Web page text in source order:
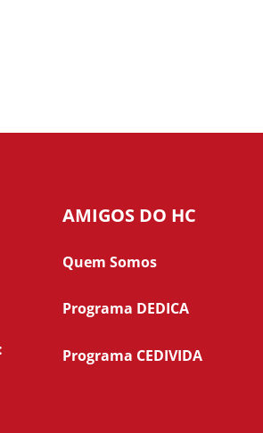
AMIGOS DO HC
Quem Somos
Programa DEDICA
Programa CEDIVIDA